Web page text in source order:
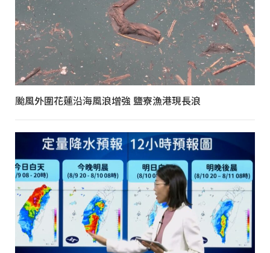
颱風外圍花蓮沿海風浪增強 鹽寮漁港現長浪